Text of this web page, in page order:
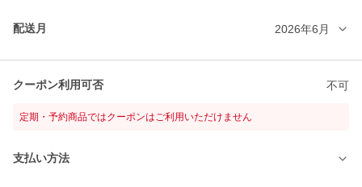
配送月 2026年6月
クーポン利用可否 不可
定期・予約商品ではクーポンはご利用いただけません
支払い方法